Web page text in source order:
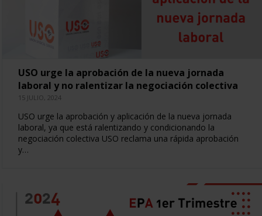
USO urge la aprobación de la nueva jornada
laboral y no ralentizar la negociación colectiva
15 JULIO, 2024
USO urge la aprobación y aplicación de la nueva jornada
laboral, ya que está ralentizando y condicionando la
negociación colectiva USO reclama una rápida aprobación
y…